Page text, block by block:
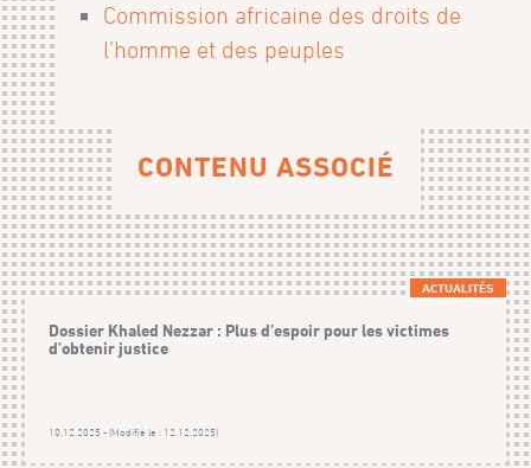
Commission africaine des droits de
l’homme et des peuples
CONTENU ASSOCIÉ
ACTUALITÉS
Dossier Khaled Nezzar : Plus d’espoir pour les victimes
d’obtenir justice
10.12.2025 - (Modifié le : 12.12.2025)